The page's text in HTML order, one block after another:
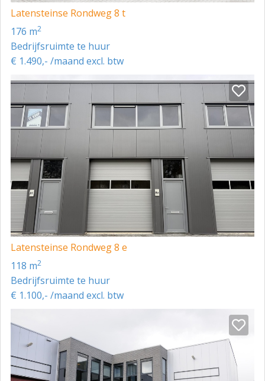
Latensteinse Rondweg 8 t
176 m2
Bedrijfsruimte te huur
€ 1.490,- /maand excl. btw
Latensteinse Rondweg 8 e
118 m2
Bedrijfsruimte te huur
€ 1.100,- /maand excl. btw